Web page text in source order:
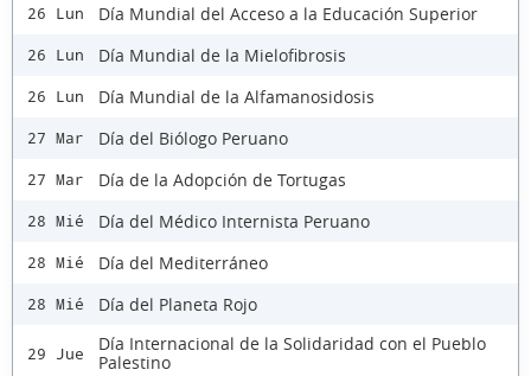
26 Lun Día Mundial del Acceso a la Educación Superior
26 Lun Día Mundial de la Mielofibrosis
26 Lun Día Mundial de la Alfamanosidosis
27 Mar Día del Biólogo Peruano
27 Mar Día de la Adopción de Tortugas
28 Mié Día del Médico Internista Peruano
28 Mié Día del Mediterráneo
28 Mié Día del Planeta Rojo
29 Jue
Día Internacional de la Solidaridad con el Pueblo
Palestino